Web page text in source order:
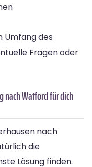
Umfang des
Fragen oder
nach Watford für dich
nach
die
Lösung finden.